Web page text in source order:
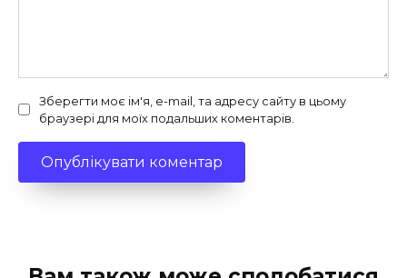
Зберегти моє ім'я, e-mail, та адресу сайту в цьому
браузері для моїх подальших коментарів.